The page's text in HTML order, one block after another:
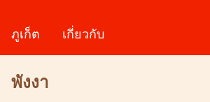
ภูเก็ต เกี่ยวกับ
พังงา